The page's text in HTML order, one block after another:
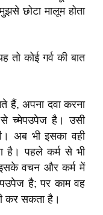
छोटा मालूम होता
कोई गर्व की बात
हैं, अपना दवा करना
च्मेपउपेज है। उसी
अब भी इसका वही
है। पहले कर्म से भी
इसके वचन और कर्म में
है; पर काम वह
कर सकता है।